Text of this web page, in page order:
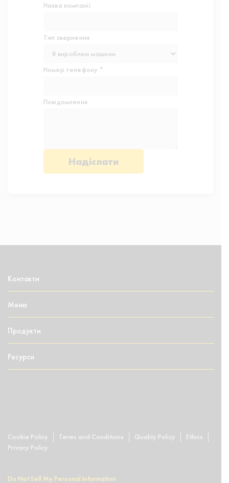
Назва компанії
Тип звернення
Номер телефону *
Повідомлення
Меню
Продукти
Ресурси
Контакти
Do Not Sell My Personal Information
Cookie Policy Terms and Conditions Quality Policy
Ethics
Privacy Policy